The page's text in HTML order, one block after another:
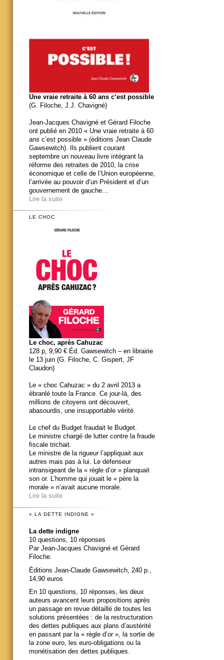
Une vraie retraite à 60 ans c‘est possible
(G. Filoche, J.J. Chavigné)
Jean-Jacques Chavigné et Gérard Filoche
ont publié en 2010 « Une vraie retraite à 60
ans c’est possible » (éditions Jean Claude
Gawsewitch). Ils publient courant
septembre un nouveau livre intégrant la
réforme des retraites de 2010, la crise
économique et celle de l’Union européenne,
l’arrivée au pouvoir d’un Président et d’un
gouvernement de gauche…
Lire la suite
LE CHOC
Le choc, après Cahuzac
128 p, 9,90 € Éd. Gawsewitch – en librairie
le 13 juin (G. Filoche, C. Gispert, JF
Claudon)
Le « choc Cahuzac » du 2 avril 2013 a
ébranlé toute la France. Ce jour-là, des
millions de citoyens ont découvert,
abasourdis, une insupportable vérité.
Le chef du Budget fraudait le Budget.
Le ministre chargé de lutter contre la fraude
fiscale trichait.
Le ministre de la rigueur l’appliquait aux
autres mais pas à lui. Le défenseur
intransigeant de la « règle d’or » planquait
son or. L’homme qui jouait le « père la
morale » n’avait aucune morale.
Lire la suite
« LA DETTE INDIGNE »
La dette indigne
10 questions, 10 réponses
Par Jean-Jacques Chavigné et Gérard
Filoche.
Éditions Jean-Claude Gawsewitch, 240 p.,
14,90 euros
En 10 questions, 10 réponses, les deux
auteurs avancent leurs propositions après
un passage en revue détaillé de toutes les
solutions présentées : de la restructuration
des dettes publiques aux plans d’austérité
en passant par la « règle d’or », la sortie de
la zone euro, les euro-obligations ou la
monétisation des dettes publiques.